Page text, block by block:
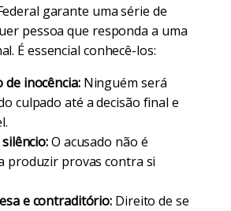
garante uma série de
pessoa que responda a uma
É essencial conhecê-los:
de inocência:Ninguém será
culpado até a decisão final e
O acusado não é
produzir provas contra si
e contraditório: Direito de se